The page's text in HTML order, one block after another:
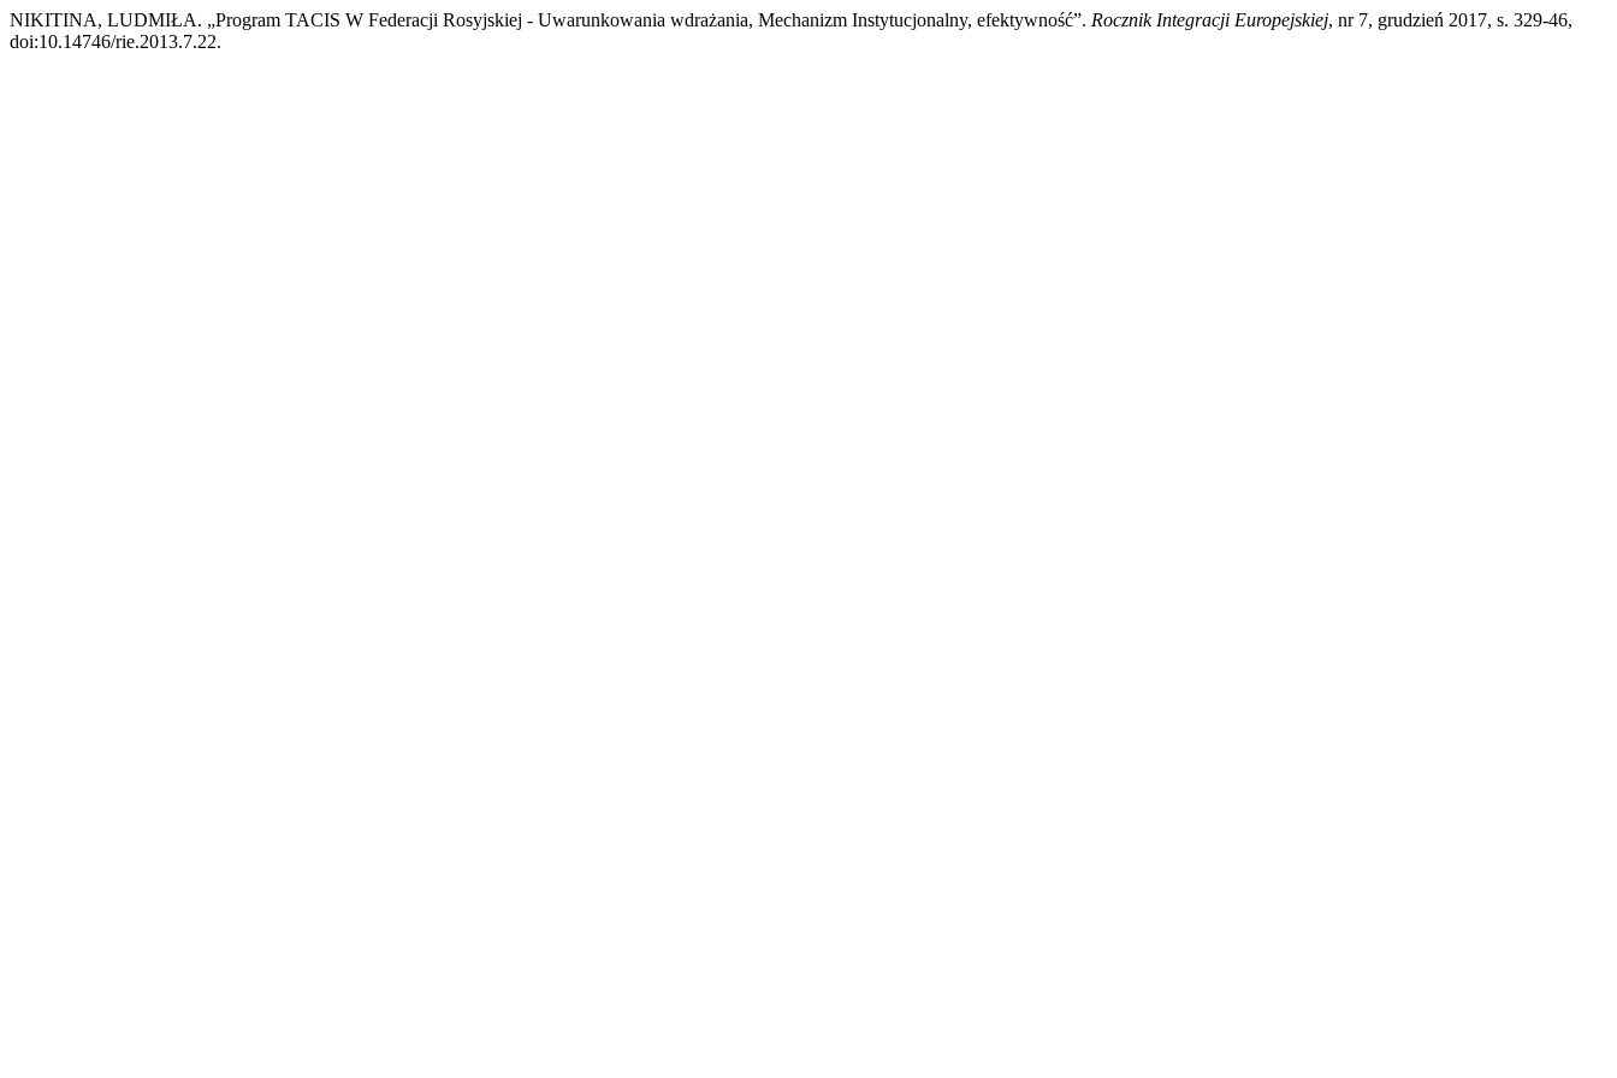
NIKITINA, LUDMIŁA. „Program TACIS W Federacji Rosyjskiej - Uwarunkowania wdrażania, Mechanizm Instytucjonalny, efektywność”. Rocznik Integracji Europejskiej, nr 7, grudzień 2017, s. 329-46,
doi:10.14746/rie.2013.7.22.